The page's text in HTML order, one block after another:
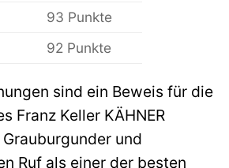
93 Punkte
92 Punkte
sind ein Beweis für die
Franz Keller KÄHNER
und
Ruf als einer der besten